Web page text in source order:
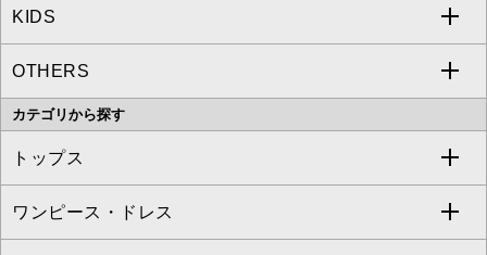
MICHEL KLEIN
MK MICHEL KLEIN
OFUON le MK
a.v.v
MICHEL KLEIN HOMME
MK MICHEL KLEIN HOMME
KIDS
a.v.v
OTHERS
MK MICHEL KLEIN BAG
カテゴリから探す
トップス
すべてのトップス
ワンピース・ドレス